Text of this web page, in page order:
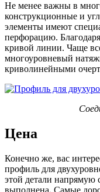
Не менее важны в
конструкционные и
элементы имеют
перфорацию.
кривой линии. Чаще
многоуровневый
криволинейными
Цена
Конечно же, вас
профиль для
этой детали напрямую
выполнена. Самые